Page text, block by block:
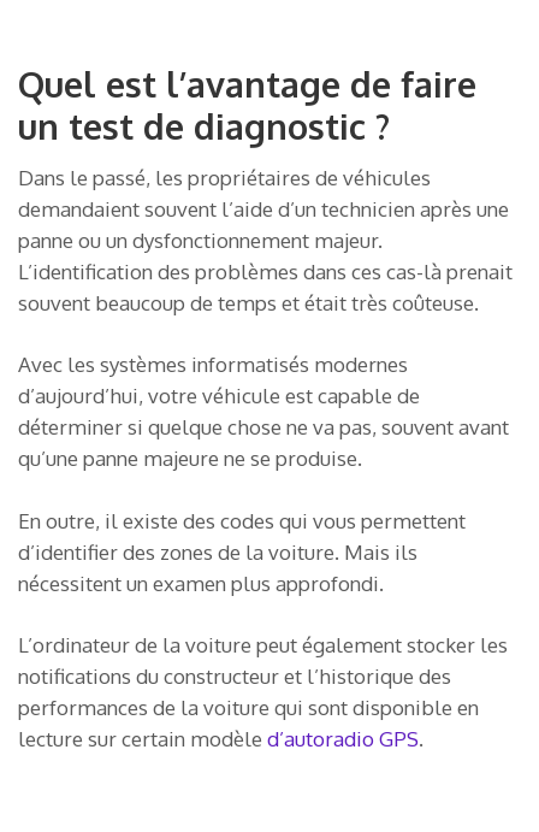
Quel est l’avantage de faire
un test de diagnostic ?
Dans le passé, les propriétaires de véhicules
demandaient souvent l’aide d’un technicien après une
panne ou un dysfonctionnement majeur.
L’identification des problèmes dans ces cas-là prenait
souvent beaucoup de temps et était très coûteuse.
Avec les systèmes informatisés modernes
d’aujourd’hui, votre véhicule est capable de
déterminer si quelque chose ne va pas, souvent avant
qu’une panne majeure ne se produise.
En outre, il existe des codes qui vous permettent
d’identifier des zones de la voiture. Mais ils
nécessitent un examen plus approfondi.
L’ordinateur de la voiture peut également stocker les
notifications du constructeur et l’historique des
performances de la voiture qui sont disponible en
lecture sur certain modèle d’autoradio GPS.